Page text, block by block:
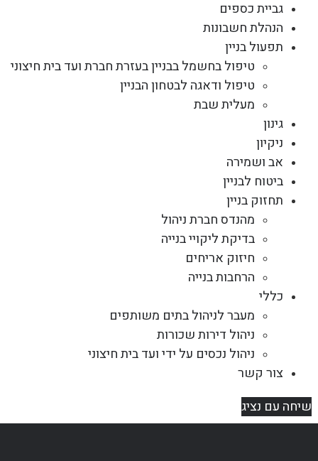
גביית כספים
הנהלת חשבונות
תפעול בניין
טיפול בחשמל בבניין בעזרת חברת ועד בית חיצוני
טיפול ודאגה לבטחון הבניין
מעלית שבת
גינון
ניקיון
אב ושמירה
ביטוח לבניין
תחזוק בניין
מהנדס חברת ניהול
בדיקת ליקויי בנייה
חיזוק אריחים
הרחבות בנייה
כללי
מעבר לניהול בתים משותפים
ניהול דירות שכורות
ניהול נכסים על ידי ועד בית חיצוני
צור קשר
שיחה עם נציג